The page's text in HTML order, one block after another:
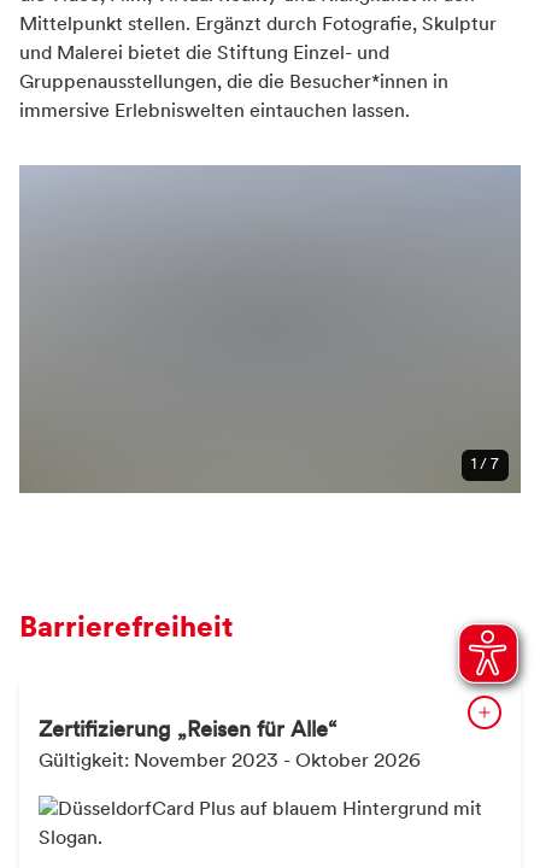
Mittelpunkt stellen. Ergänzt durch Fotografie, Skulptur
und Malerei bietet die Stiftung Einzel- und
Gruppenausstellungen, die die Besucher*innen in
immersive Erlebniswelten eintauchen lassen.
1 / 7
Barrierefreiheit
Zertifizierung „Reisen für Alle“
Modal Barrierefreiheit-Zertifizierung Reisen für alle
Gültigkeit: November 2023 - Oktober 2026